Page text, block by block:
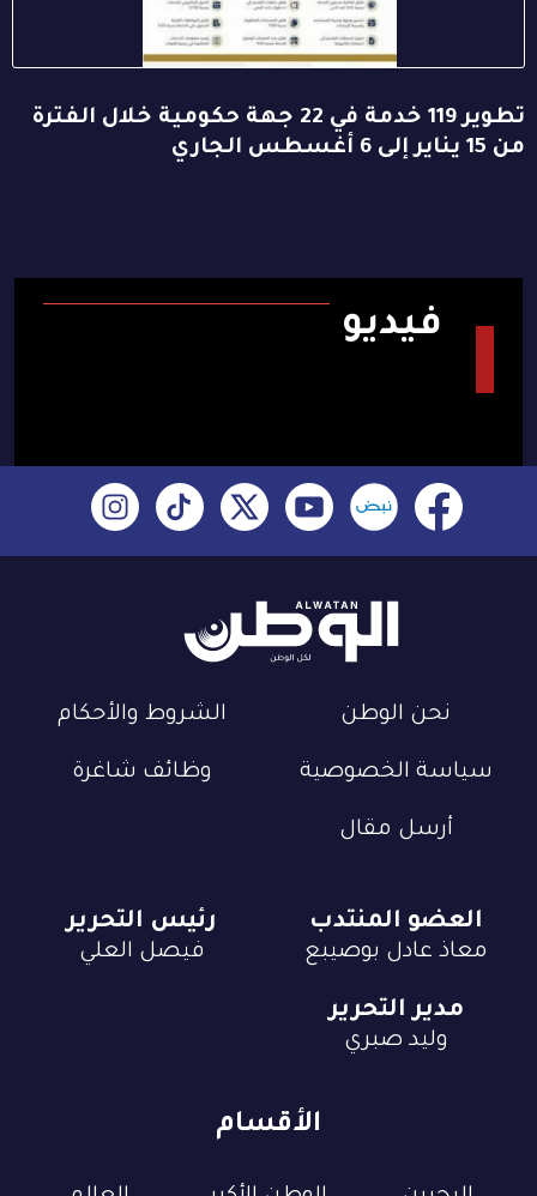
تطوير 119 خدمة في 22 جهة حكومية خلال الفترة
من 15 يناير إلى 6 أغسطس الجاري
فيديو
نحن الوطن الشروط والأحكام
سياسة الخصوصية وظائف شاغرة
أرسل مقال
الأقسام
العضو المنتدب
معاذ عادل بوصيبع
رئيس التحرير
فيصل العلي
مدير التحرير
وليد صبري